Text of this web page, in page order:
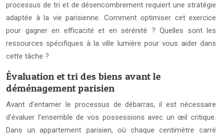
processus de tri et de désencombrement requiert une stratégie
adaptée à la vie parisienne. Comment optimiser cet exercice
pour gagner en efficacité et en sérénité ? Quelles sont les
ressources spécifiques à la ville lumière pour vous aider dans
cette tâche ?
Évaluation et tri des biens avant le
déménagement parisien
Avant d’entamer le processus de débarras, il est nécessaire
d’évaluer l’ensemble de vos possessions avec un œil critique.
Dans un appartement parisien, où chaque centimètre carré